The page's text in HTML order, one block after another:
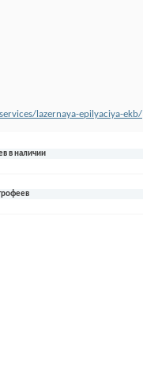
lazernaya-epilyaciya-ekb/
в наличии